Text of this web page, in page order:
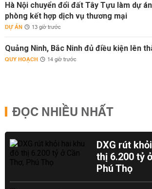
Hà Nội chuyển đổi đất Tây Tựu làm dự
phòng kết hợp dịch vụ thương mại
DỰ ÁN 13 giờ trước
Quảng Ninh, Bắc Ninh đủ điều kiện lên
QUY HOẠCH 14 giờ trước
ĐỌC NHIỀU NHẤT
DXG rút
thị 6.200 tỷ
Phú Thọ